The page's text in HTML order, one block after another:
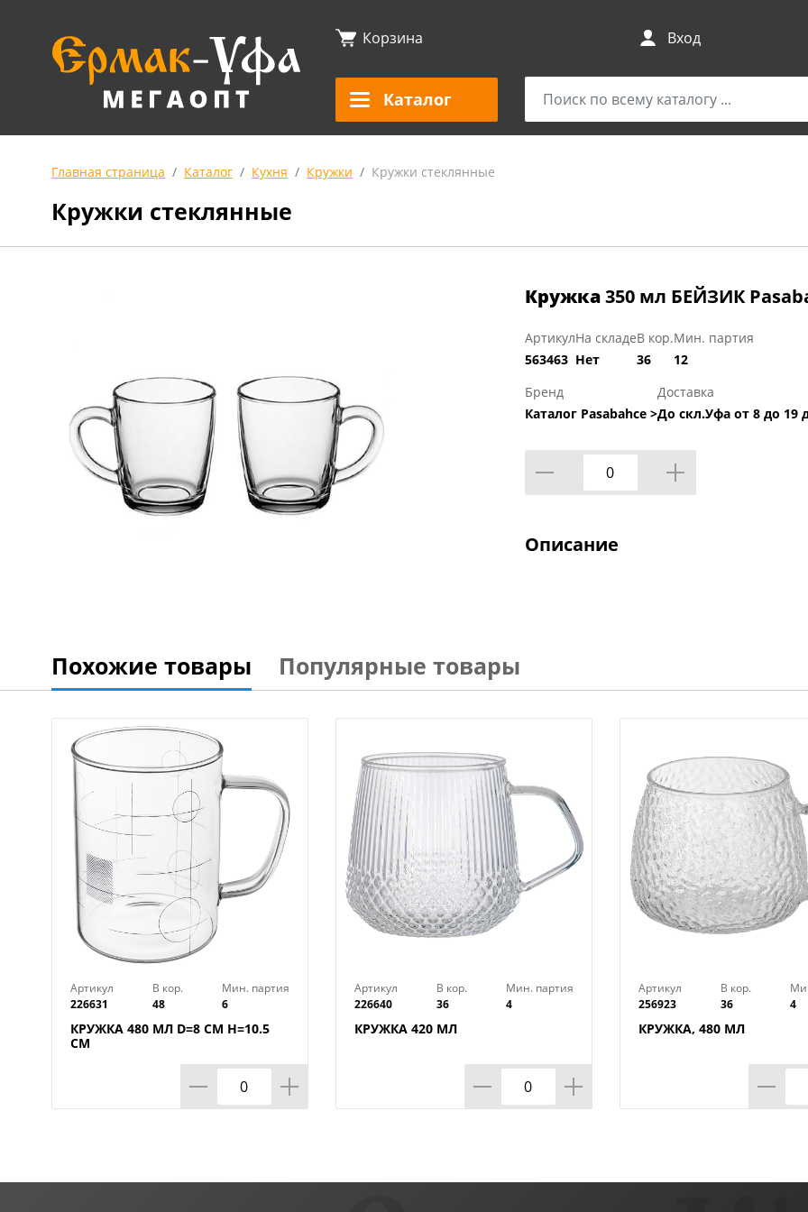
Корзина Вход
Каталог
Главная страница Каталог Кухня Кружки Кружки стеклянные
Кружки стеклянные
Кружка350 мл БЕЙЗИК
Артикул
563463
На складе
Нет
В кор.
36
Мин. партия
12
Бренд
Каталог Pasabahce >
Доставка
До скл.Уфа от 8 до 19
Описание
Похожие товары Популярные товары
Артикул
226631
В кор.
48
Мин. партия
6
КРУЖКА 480 МЛ D=8 СМ H=10.5
СМ
Артикул
226640
В кор.
36
Мин. партия
4
КРУЖКА 420 МЛ
Артикул
256923
В кор.
36
4
КРУЖКА, 480 МЛ